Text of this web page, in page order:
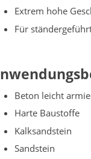
Extrem hohe
Für
Beton leicht
Harte Baustoffe
Kalksandstein
Sandstein